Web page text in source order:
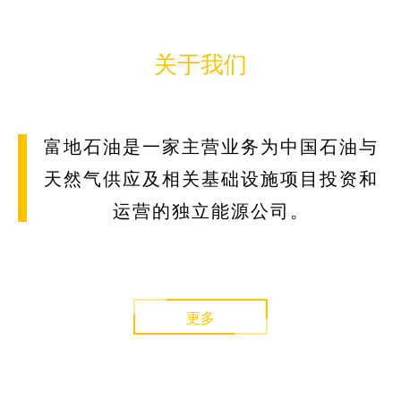
关于我们
富地石油是一家主营业务为中国石油与
天然气供应及相关基础设施项目投资和
运营的独立能源公司。
更多